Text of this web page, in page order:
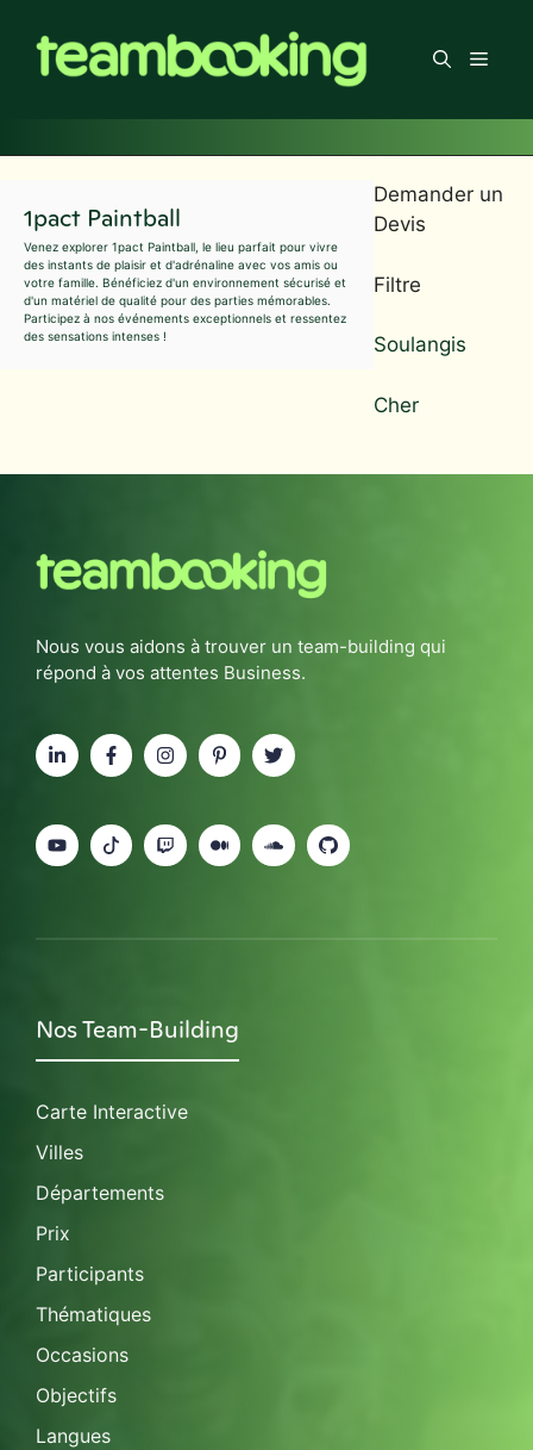
contenu
Menu
1pact Paintball
Venez explorer 1pact Paintball, le lieu parfait pour vivre
des instants de plaisir et d'adrénaline avec vos amis ou
votre famille. Bénéficiez d'un environnement sécurisé et
d'un matériel de qualité pour des parties mémorables.
Participez à nos événements exceptionnels et ressentez
des sensations intenses !
Demander un
Devis
Filtre
Soulangis
Cher
Nous vous aidons à trouver un team-building qui
répond à vos attentes Business.
Nos Team-Building
Carte Interactive
Villes
Départements
Prix
Participants
Thématiques
Occasions
Objectifs
Langues